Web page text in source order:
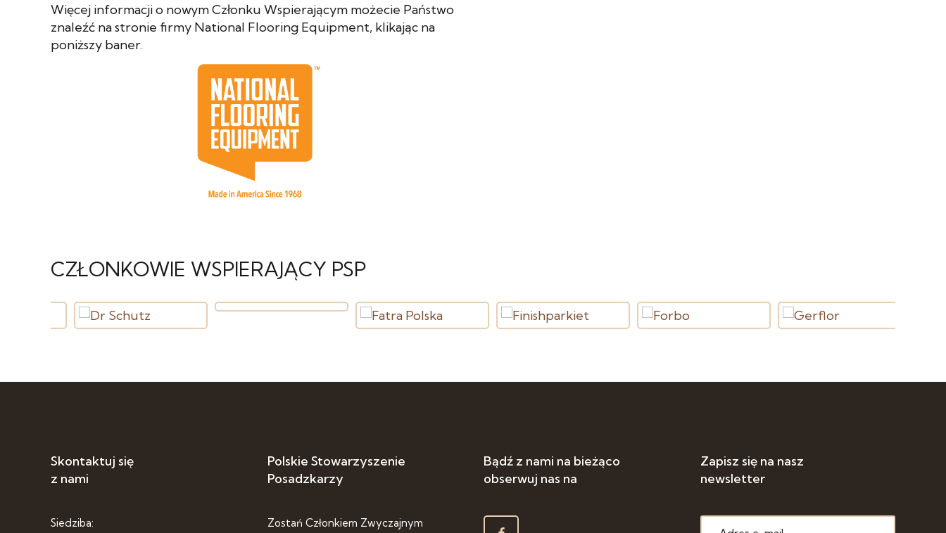
Więcej informacji o nowym Członku Wspierającym możecie Państwo
znaleźć na stronie firmy National Flooring Equipment, klikając na
poniższy baner.
CZŁONKOWIE WSPIERAJĄCY PSP
Skontaktuj się
z nami
Siedziba:
Polskie Stowarzyszenie
Posadzkarzy
Zostań Członkiem Zwyczajnym
Bądź z nami na bieżąco
obserwuj nas na
Zapisz się na nasz
newsletter